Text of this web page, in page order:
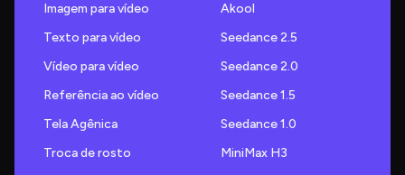
Imagem para vídeo
Texto para vídeo
Vídeo para vídeo
Referência ao vídeo
Tela Agênica
Troca de rosto
Akool
Seedance 2.5
Seedance 2.0
Seedance 1.5
Seedance 1.0
MiniMax H3